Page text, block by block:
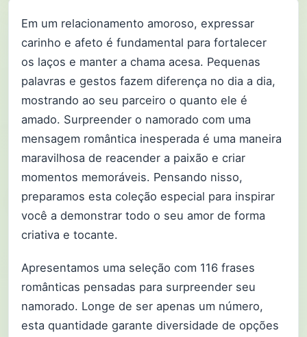
Em um relacionamento amoroso, expressar
carinho e afeto é fundamental para fortalecer
os laços e manter a chama acesa. Pequenas
palavras e gestos fazem diferença no dia a dia,
mostrando ao seu parceiro o quanto ele é
amado. Surpreender o namorado com uma
mensagem romântica inesperada é uma maneira
maravilhosa de reacender a paixão e criar
momentos memoráveis. Pensando nisso,
preparamos esta coleção especial para inspirar
você a demonstrar todo o seu amor de forma
criativa e tocante.
Apresentamos uma seleção com 116 frases
românticas pensadas para surpreender seu
namorado. Longe de ser apenas um número,
esta quantidade garante diversidade de opções